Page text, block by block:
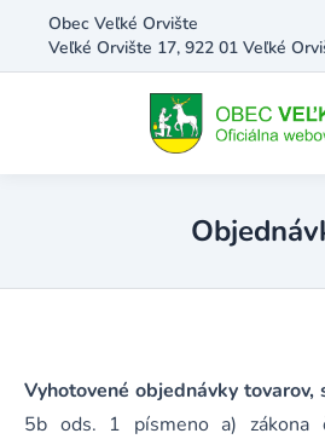
Obec Veľké Orvište
Veľké Orvište 17, 922 01 Veľké
Vyhotovené objednávky tovarov,
5b ods. 1 písmeno a)